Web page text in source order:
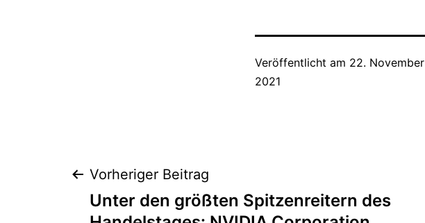
Veröffentlicht am 22. November
2021
Beitragsnavigation
Vorheriger Beitrag
Unter den größten Spitzenreitern des